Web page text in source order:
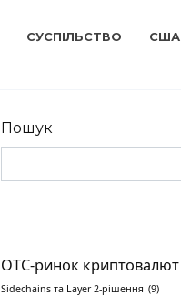
СУСПІЛЬСТВО США
Пошук
OTC-ринок криптовалют
Sidechains та Layer 2-рішення (9)